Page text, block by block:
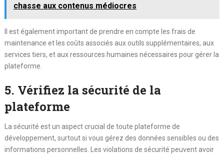
chasse aux contenus médiocres
Il est également important de prendre en compte les frais de
maintenance et les coûts associés aux outils supplémentaires, aux
services tiers, et aux ressources humaines nécessaires pour gérer la
plateforme.
5. Vérifiez la sécurité de la
plateforme
La sécurité est un aspect crucial de toute plateforme de
développement, surtout si vous gérez des données sensibles ou des
informations personnelles. Les violations de sécurité peuvent avoir